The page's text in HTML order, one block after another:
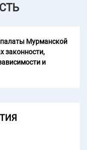
палаты Мурманской
законности,
и